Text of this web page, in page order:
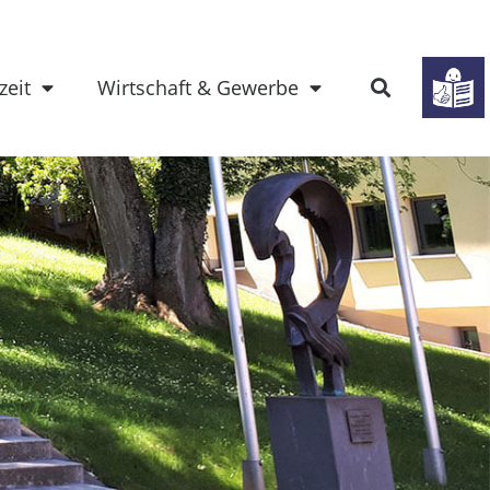
Wirtschaft & Gewerbe